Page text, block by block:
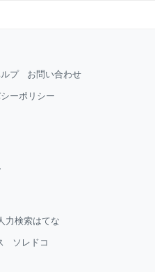
プ お問い合わせ
ーポリシー
力検索はてな
ソレドコ